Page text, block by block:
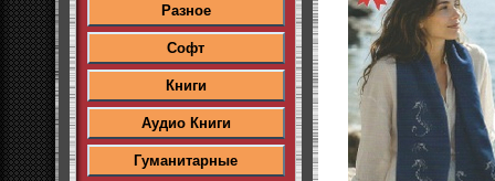
Разное
Софт
Книги
Аудио Книги
Гуманитарные